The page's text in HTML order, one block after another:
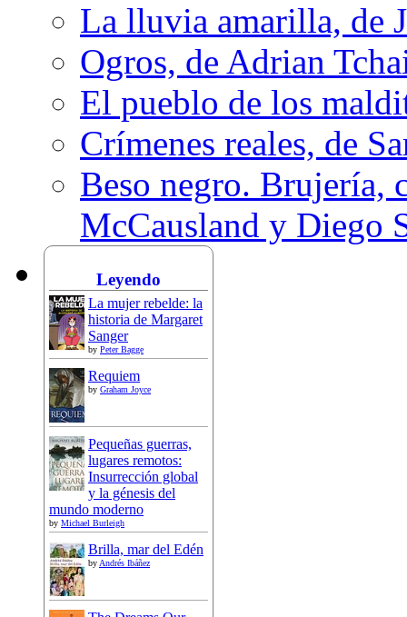
La lluvia amarilla, de
Ogros, de Adrian
El pueblo de los
Crímenes reales, de
Beso negro. Brujería,
McCausland y Diego
Leyendo
La mujer rebelde: la
historia de Margaret
Sanger
by Peter Bagge
Requiem
by Graham Joyce
Pequeñas guerras,
lugares remotos:
Insurrección global
y la génesis del
mundo moderno
by Michael Burleigh
Brilla, mar del Edén
byAndrés Ibáñez